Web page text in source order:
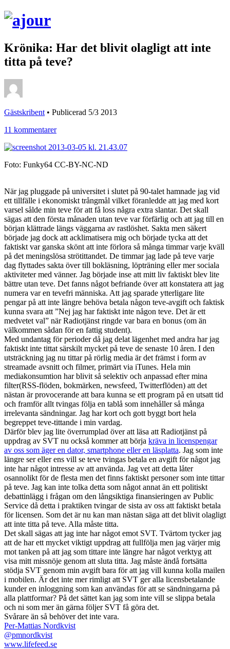
Krönika: Har det blivit olagligt att inte
titta på teve?
Gästskribent • Publicerad 5/3 2013
11 kommentarer
Foto: Funky64 CC-BY-NC-ND
När jag pluggade på universitet i slutet på 90-talet hamnade jag vid
ett tillfälle i ekonomiskt trångmål vilket föranledde att jag med kort
varsel sålde min teve för att få loss några extra slantar. Det skall
sägas att den första månaden utan teve var förfärlig och att jag till en
början klättrade längs väggarna av rastlöshet. Sakta men säkert
började jag dock att acklimatisera mig och började tycka att det
faktiskt var ganska skönt att inte förlora så många timmar varje kväll
på det meningslösa strötittandet. De timmar jag lade på teve varje
dag flyttades sakta över till bokläsning, löpträning eller mer sociala
aktiviteter med vänner. Jag började inse att mitt liv faktiskt blev lite
bättre utan teve. Det fanns något befriande över att konstatera att jag
numera var en tevefri människa. Att jag sparade ytterligare lite
pengar på att inte längre behöva betala någon teve-avgift och faktisk
kunna svara att ”Nej jag har faktiskt inte någon teve. Det är ett
medvetet val” när Radiotjänst ringde var bara en bonus (om än
välkommen sådan för en fattig student).
Med undantag för perioder då jag delat lägenhet med andra har jag
faktiskt inte tittat särskilt mycket på teve de senaste 10 åren. I den
utsträckning jag nu tittar på rörlig media är det främst i form av
streamade avsnitt och filmer, primärt via iTunes. Hela min
mediakonsumtion har blivit så selektiv och anpassad efter mina
filter(RSS-flöden, bokmärken, newsfeed, Twitterflöden) att det
nästan är provocerande att bara kunna se ett program på en utsatt tid
och framför allt tvingas följa en tablå som innehåller så många
irrelevanta sändningar. Jag har kort och gott byggt bort hela
begreppet teve-tittande i min vardag.
Därför blev jag lite överrumplad över att läsa att Radiotjänst på
uppdrag av SVT nu också kommer att börja kräva in licenspengar
av oss som äger en dator, smartphone eller en läsplatta. Jag som inte
längre ser eller ens vill se teve tvingas betala en avgift för något jag
inte har något intresse av att använda. Jag vet att detta låter
osannolikt för de flesta men det finns faktiskt personer som inte tittar
på teve. Jag kan inte tolka detta som något annat än ett politiskt
debattinlägg i frågan om den långsiktiga finansieringen av Public
Service då detta i praktiken tvingar de sista av oss att faktiskt betala
för licensen. Som det är nu kan man nästan säga att det blivit olagligt
att inte titta på teve. Alla måste titta.
Det skall sägas att jag inte har något emot SVT. Tvärtom tycker jag
att de har ett mycket viktigt uppdrag att fullfölja men jag värjer mig
mot tanken på att jag som tittare inte längre har något verktyg att
visa mitt missnöje genom att sluta titta. Jag måste ändå fortsätta
stödja SVT genom min avgift bara för att jag vill kunna kolla mailen
i mobilen. Är det inte mer rimligt att SVT ger alla licensbetalande
kunder en inloggning som kan användas för att se sändningarna på
alla plattformar? På det sättet kan jag som inte vill se slippa betala
och ni som mer än gärna följer SVT få göra det.
Svårare än så behöver det inte vara.
Per-Mattias Nordkvist
@pmnordkvist
www.lifefeed.se